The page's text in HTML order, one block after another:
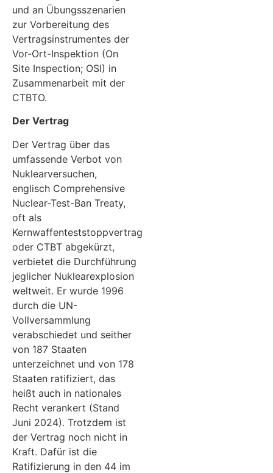
und an Übungsszenarien
zur Vorbereitung des
Vertragsinstrumentes der
Vor-Ort-Inspektion (On
Site Inspection; OSI) in
Zusammenarbeit mit der
CTBTO.
Der Vertrag
Der Vertrag über das
umfassende Verbot von
Nuklearversuchen,
englisch Comprehensive
Nuclear-Test-Ban Treaty,
oft als
Kernwaffenteststoppvertrag
oder CTBT abgekürzt,
verbietet die Durchführung
jeglicher Nuklearexplosion
weltweit. Er wurde 1996
durch die UN-
Vollversammlung
verabschiedet und seither
von 187 Staaten
unterzeichnet und von 178
Staaten ratifiziert, das
heißt auch in nationales
Recht verankert (Stand
Juni 2024). Trotzdem ist
der Vertrag noch nicht in
Kraft. Dafür ist die
Ratifizierung in den 44 im